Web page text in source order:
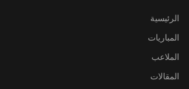
الرئيسية
المباريات
الملاعب
المقالات